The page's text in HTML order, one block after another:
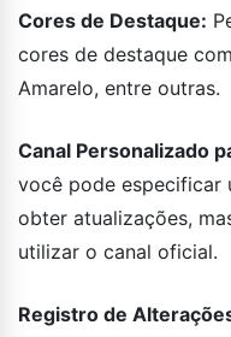
Cores de Destaque:
cores de destaque
Amarelo, entre outras.
Canal Personalizado
você pode especificar
obter atualizações,
utilizar o canal oficial.
Registro de